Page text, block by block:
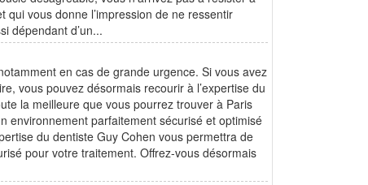
vous donne l’impression de ne ressentir
dépendant d’un...
en cas de grande urgence. Si vous avez
vous pouvez désormais recourir à l’expertise du
la meilleure que vous pourrez trouver à Paris
environnement parfaitement sécurisé et optimisé
du dentiste Guy Cohen vous permettra de
pour votre traitement. Offrez-vous désormais